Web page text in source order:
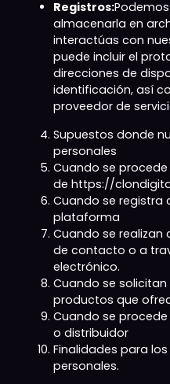
Registros:
almacenarla en
interactúas con
puede incluir el
direcciones de
identificación, así
proveedor de
Supuestos donde
personales
Cuando se
de https://
Cuando se registra
plataforma
Cuando se
de contacto o a
electrónico.
Cuando se
productos que
Cuando se
o distribuidor
Finalidades para
personales.